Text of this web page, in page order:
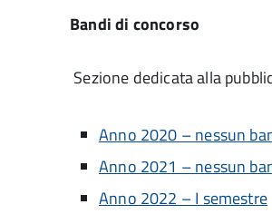
Bandi di concorso
Sezione dedicata alla
Anno 2020 – nessun
Anno 2021 – nessun
Anno 2022 – I semestre